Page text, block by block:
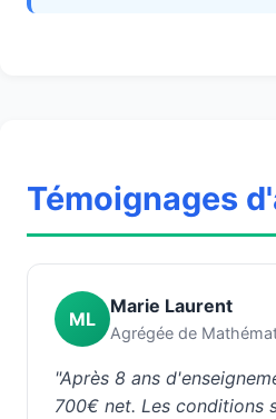
Témoignages
ML
Marie Laurent
Agrégée de
"Après 8 ans
700€ net. Les conditions